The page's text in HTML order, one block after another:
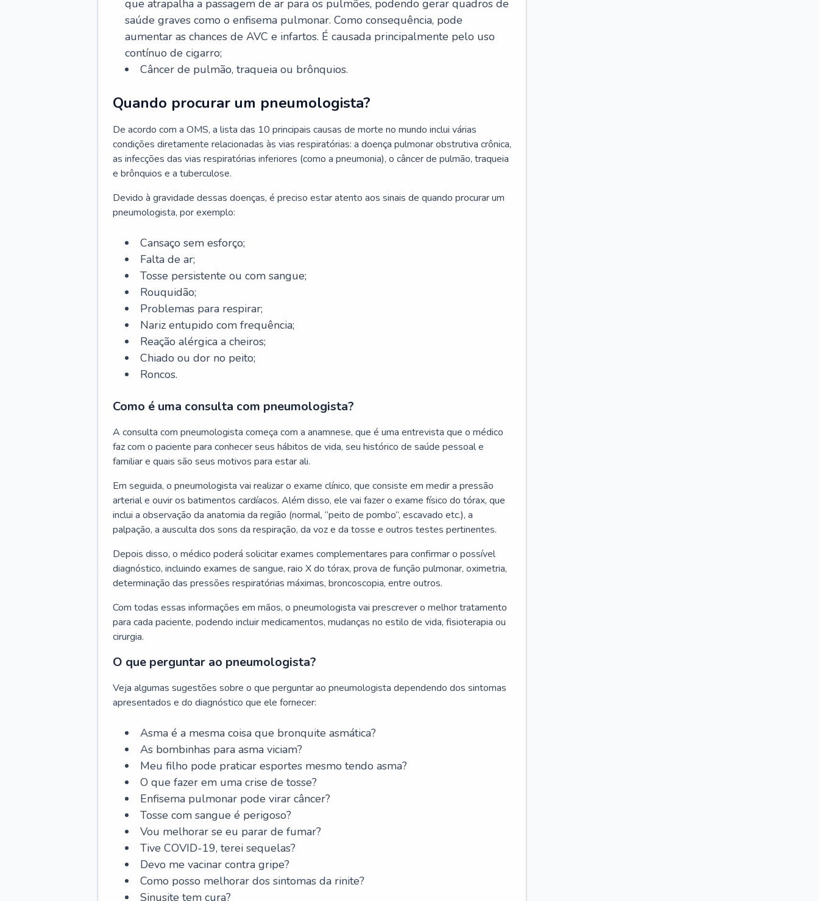
que atrapalha a passagem de ar para os pulmões, podendo gerar quadros de
saúde graves como o enfisema pulmonar. Como consequência, pode
aumentar as chances de AVC e infartos. É causada principalmente pelo uso
contínuo de cigarro;
Câncer de pulmão, traqueia ou brônquios.
Quando procurar um pneumologista?
De acordo com a OMS, a lista das 10 principais causas de morte no mundo inclui várias
condições diretamente relacionadas às vias respiratórias: a doença pulmonar obstrutiva crônica,
as infecções das vias respiratórias inferiores (como a pneumonia), o câncer de pulmão, traqueia
e brônquios e a tuberculose.
Devido à gravidade dessas doenças, é preciso estar atento aos sinais de quando procurar um
pneumologista, por exemplo:
Cansaço sem esforço;
Falta de ar;
Tosse persistente ou com sangue;
Rouquidão;
Problemas para respirar;
Nariz entupido com frequência;
Reação alérgica a cheiros;
Chiado ou dor no peito;
Roncos.
Como é uma consulta com pneumologista?
A consulta com pneumologista começa com a anamnese, que é uma entrevista que o médico
faz com o paciente para conhecer seus hábitos de vida, seu histórico de saúde pessoal e
familiar e quais são seus motivos para estar ali.
Em seguida, o pneumologista vai realizar o exame clínico, que consiste em medir a pressão
arterial e ouvir os batimentos cardíacos. Além disso, ele vai fazer o exame físico do tórax, que
inclui a observação da anatomia da região (normal, “peito de pombo”, escavado etc.), a
palpação, a ausculta dos sons da respiração, da voz e da tosse e outros testes pertinentes.
Depois disso, o médico poderá solicitar exames complementares para confirmar o possível
diagnóstico, incluindo exames de sangue, raio X do tórax, prova de função pulmonar, oximetria,
determinação das pressões respiratórias máximas, broncoscopia, entre outros.
Com todas essas informações em mãos, o pneumologista vai prescrever o melhor tratamento
para cada paciente, podendo incluir medicamentos, mudanças no estilo de vida, fisioterapia ou
cirurgia.
O que perguntar ao pneumologista?
Veja algumas sugestões sobre o que perguntar ao pneumologista dependendo dos sintomas
apresentados e do diagnóstico que ele fornecer:
Asma é a mesma coisa que bronquite asmática?
As bombinhas para asma viciam?
Meu filho pode praticar esportes mesmo tendo asma?
O que fazer em uma crise de tosse?
Enfisema pulmonar pode virar câncer?
Tosse com sangue é perigoso?
Vou melhorar se eu parar de fumar?
Tive COVID-19, terei sequelas?
Devo me vacinar contra gripe?
Como posso melhorar dos sintomas da rinite?
Sinusite tem cura?